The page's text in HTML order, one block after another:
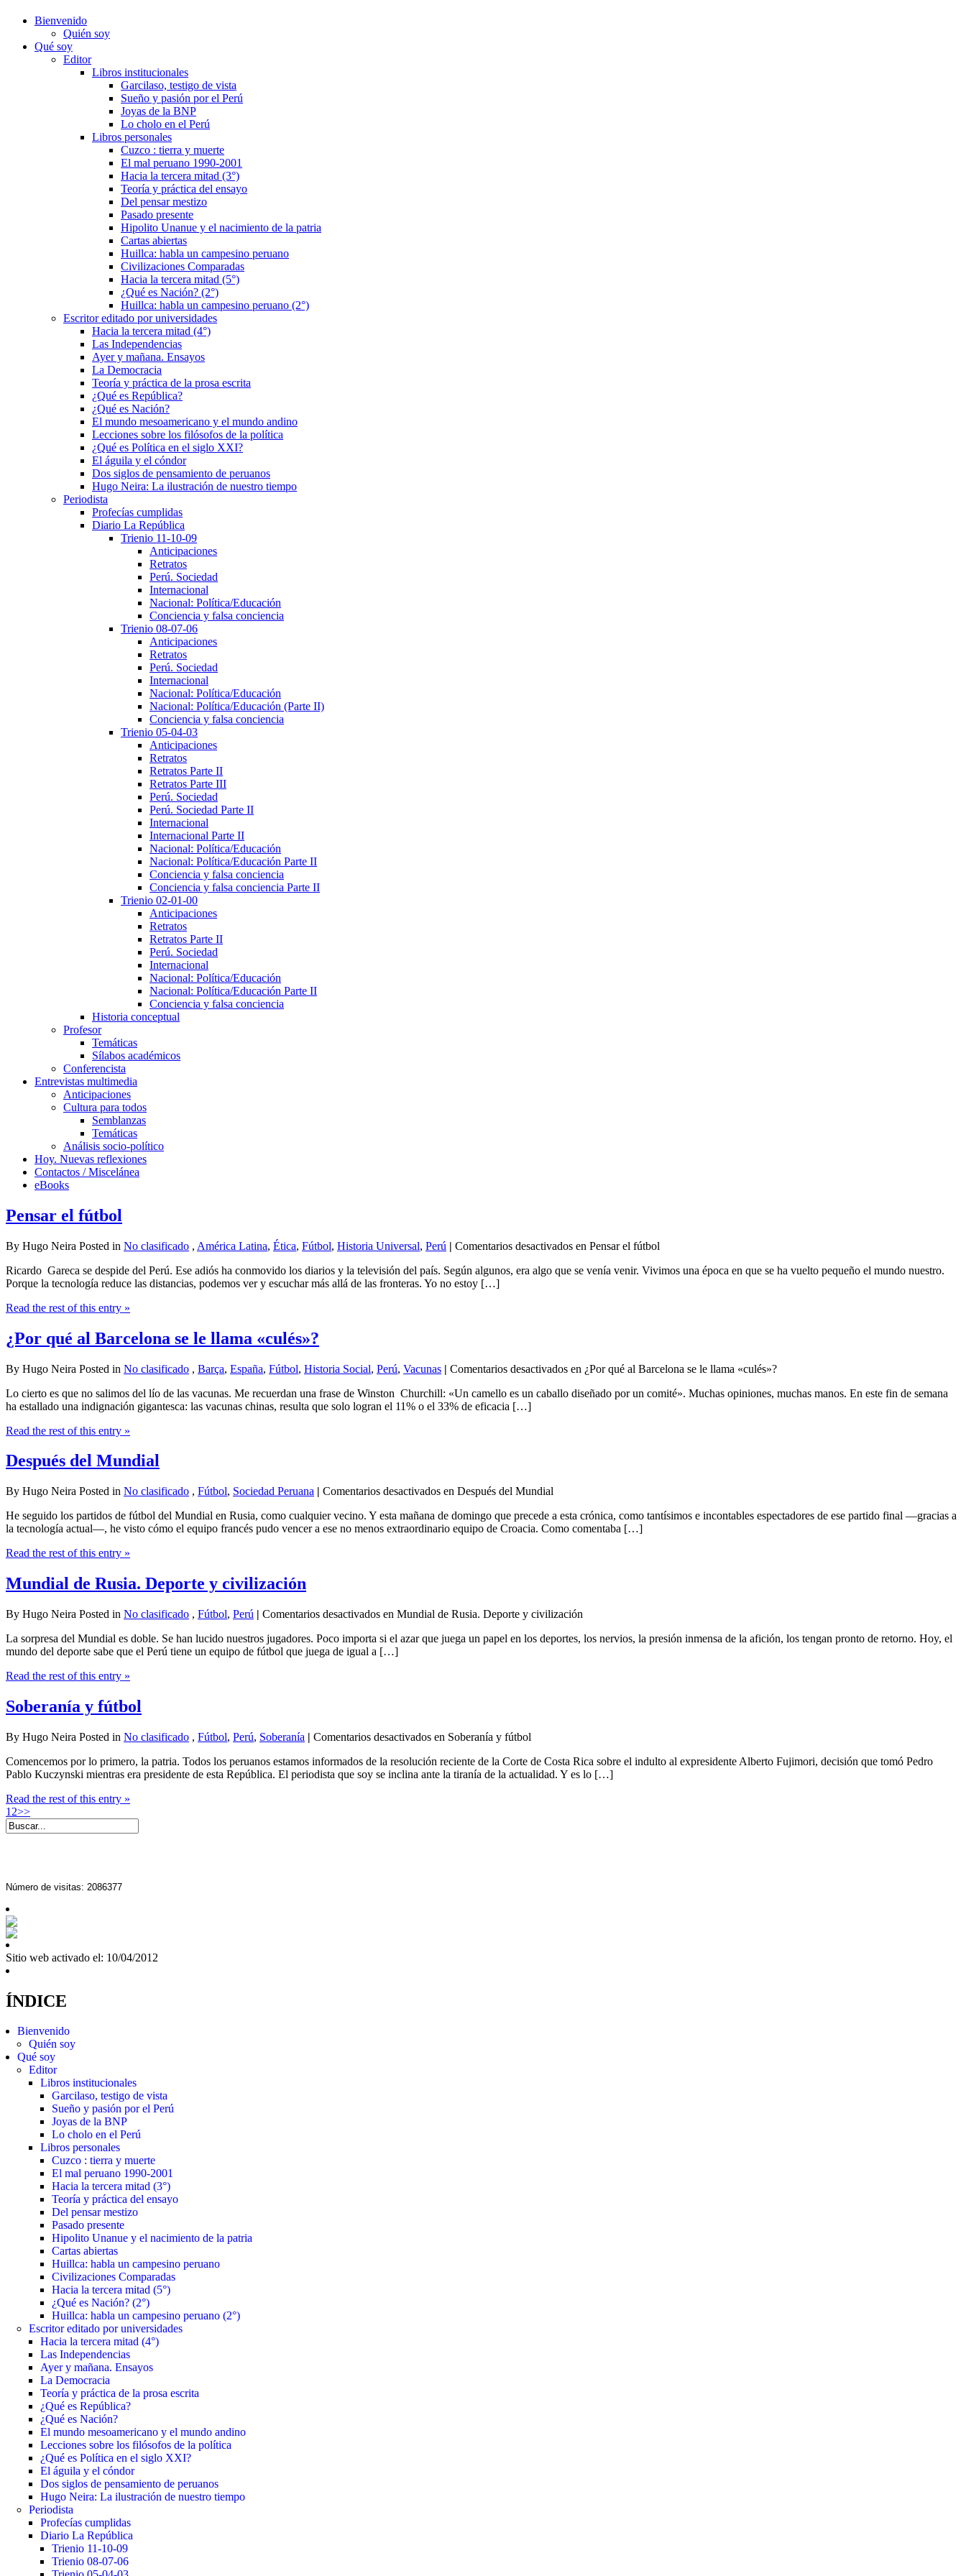
Bienvenido
Quién soy
Qué soy
Editor
Libros institucionales
Garcilaso, testigo de vista
Sueño y pasión por el Perú
Joyas de la BNP
Lo cholo en el Perú
Libros personales
Cuzco : tierra y muerte
El mal peruano 1990-2001
Hacia la tercera mitad (3°)
Teoría y práctica del ensayo
Del pensar mestizo
Pasado presente
Hipolito Unanue y el nacimiento de la patria
Cartas abiertas
Huillca: habla un campesino peruano
Civilizaciones Comparadas
Hacia la tercera mitad (5°)
¿Qué es Nación? (2°)
Huillca: habla un campesino peruano (2°)
Escritor editado por universidades
Hacia la tercera mitad (4°)
Las Independencias
Ayer y mañana. Ensayos
La Democracia
Teoría y práctica de la prosa escrita
¿Qué es República?
¿Qué es Nación?
El mundo mesoamericano y el mundo andino
Lecciones sobre los filósofos de la política
¿Qué es Política en el siglo XXI?
El águila y el cóndor
Dos siglos de pensamiento de peruanos
Hugo Neira: La ilustración de nuestro tiempo
Periodista
Profecías cumplidas
Diario La República
Trienio 11-10-09
Anticipaciones
Retratos
Perú. Sociedad
Internacional
Nacional: Política/Educación
Conciencia y falsa conciencia
Trienio 08-07-06
Anticipaciones
Retratos
Perú. Sociedad
Internacional
Nacional: Política/Educación
Nacional: Política/Educación (Parte II)
Conciencia y falsa conciencia
Trienio 05-04-03
Anticipaciones
Retratos
Retratos Parte II
Retratos Parte III
Perú. Sociedad
Perú. Sociedad Parte II
Internacional
Internacional Parte II
Nacional: Política/Educación
Nacional: Política/Educación Parte II
Conciencia y falsa conciencia
Conciencia y falsa conciencia Parte II
Trienio 02-01-00
Anticipaciones
Retratos
Retratos Parte II
Perú. Sociedad
Internacional
Nacional: Política/Educación
Nacional: Política/Educación Parte II
Conciencia y falsa conciencia
Historia conceptual
Profesor
Temáticas
Sílabos académicos
Conferencista
Entrevistas multimedia
Anticipaciones
Cultura para todos
Semblanzas
Temáticas
Análisis socio-político
Hoy. Nuevas reflexiones
Contactos / Miscelánea
eBooks
Pensar el fútbol
By Hugo Neira Posted in No clasificado , América Latina, Ética, Fútbol, Historia Universal, Perú | Comentarios desactivados en Pensar el fútbol
Ricardo Gareca se despide del Perú. Ese adiós ha conmovido los diarios y la televisión del país. Según algunos, era algo que se venía venir. Vivimos una época en que se ha vuelto pequeño el mundo nuestro.
Porque la tecnología reduce las distancias, podemos ver y escuchar más allá de las fronteras. Yo no estoy […]
Read the rest of this entry »
¿Por qué al Barcelona se le llama «culés»?
By Hugo Neira Posted in No clasificado , Barça, España, Fútbol, Historia Social, Perú, Vacunas | Comentarios desactivados en ¿Por qué al Barcelona se le llama «culés»?
Lo cierto es que no salimos del lío de las vacunas. Me recuerdan una frase de Winston Churchill: «Un camello es un caballo diseñado por un comité». Muchas opiniones, muchas manos. En este fin de semana
ha estallado una indignación gigantesca: las vacunas chinas, resulta que solo logran el 11% o el 33% de eficacia […]
Read the rest of this entry »
Después del Mundial
By Hugo Neira Posted in No clasificado , Fútbol, Sociedad Peruana | Comentarios desactivados en Después del Mundial
He seguido los partidos de fútbol del Mundial en Rusia, como cualquier vecino. Y esta mañana de domingo que precede a esta crónica, como tantísimos e incontables espectadores de ese partido final —gracias a
la tecnología actual—, he visto cómo el equipo francés pudo vencer a ese no menos extraordinario equipo de Croacia. Como comentaba […]
Read the rest of this entry »
Mundial de Rusia. Deporte y civilización
By Hugo Neira Posted in No clasificado , Fútbol, Perú | Comentarios desactivados en Mundial de Rusia. Deporte y civilización
La sorpresa del Mundial es doble. Se han lucido nuestros jugadores. Poco importa si el azar que juega un papel en los deportes, los nervios, la presión inmensa de la afición, los tengan pronto de retorno. Hoy, el
mundo del deporte sabe que el Perú tiene un equipo de fútbol que juega de igual a […]
Read the rest of this entry »
Soberanía y fútbol
By Hugo Neira Posted in No clasificado , Fútbol, Perú, Soberanía | Comentarios desactivados en Soberanía y fútbol
Comencemos por lo primero, la patria. Todos los peruanos estamos informados de la resolución reciente de la Corte de Costa Rica sobre el indulto al expresidente Alberto Fujimori, decisión que tomó Pedro
Pablo Kuczynski mientras era presidente de esta República. El periodista que soy se inclina ante la tiranía de la actualidad. Y es lo […]
Read the rest of this entry »
1 2>>
Número de visitas: 2086377
Sitio web activado el: 10/04/2012
ÍNDICE
Bienvenido
Quién soy
Qué soy
Editor
Libros institucionales
Garcilaso, testigo de vista
Sueño y pasión por el Perú
Joyas de la BNP
Lo cholo en el Perú
Libros personales
Cuzco : tierra y muerte
El mal peruano 1990-2001
Hacia la tercera mitad (3°)
Teoría y práctica del ensayo
Del pensar mestizo
Pasado presente
Hipolito Unanue y el nacimiento de la patria
Cartas abiertas
Huillca: habla un campesino peruano
Civilizaciones Comparadas
Hacia la tercera mitad (5°)
¿Qué es Nación? (2°)
Huillca: habla un campesino peruano (2°)
Escritor editado por universidades
Hacia la tercera mitad (4°)
Las Independencias
Ayer y mañana. Ensayos
La Democracia
Teoría y práctica de la prosa escrita
¿Qué es República?
¿Qué es Nación?
El mundo mesoamericano y el mundo andino
Lecciones sobre los filósofos de la política
¿Qué es Política en el siglo XXI?
El águila y el cóndor
Dos siglos de pensamiento de peruanos
Hugo Neira: La ilustración de nuestro tiempo
Periodista
Profecías cumplidas
Diario La República
Trienio 11-10-09
Trienio 08-07-06